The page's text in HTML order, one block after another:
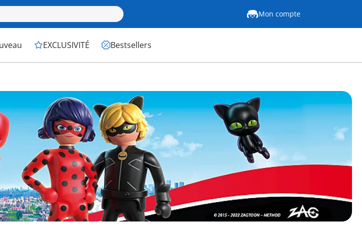
Mon compte
EXCLUSIVITÉ Bestsellers